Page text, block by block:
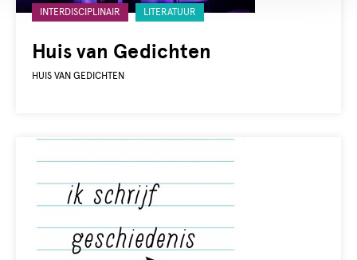
Huis van Gedichten
Gelabeld
met:
INTERDISCIPLINAIR LITERATUUR
HUIS VAN GEDICHTEN